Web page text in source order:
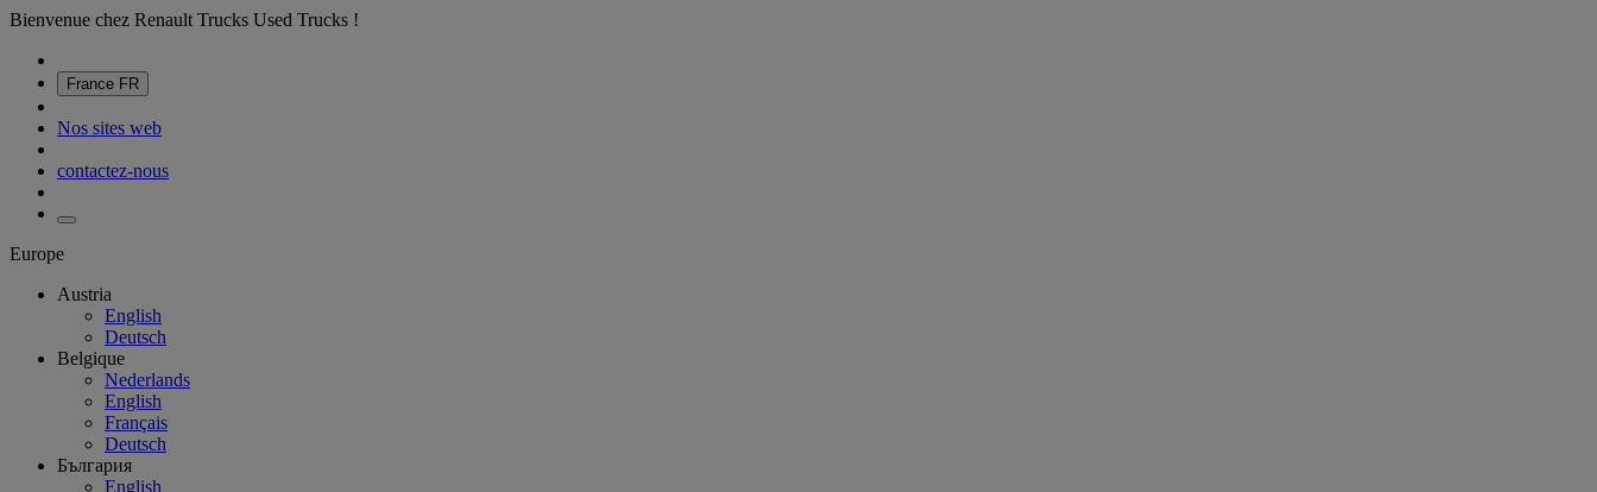
Bienvenue chez Renault Trucks Used Trucks !
France FR
Nos sites web
contactez-nous
Europe
Austria
English
Deutsch
Belgique
Nederlands
English
Français
Deutsch
България
English